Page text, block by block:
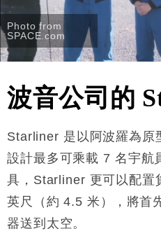
Photo from
SPACE.com
波音公司的
Starliner 是以阿波羅為原
設計最多可乘載 7 名宇航
具，Starliner 更可以配置
英尺（約 4.5 米），將首
器送到太空。